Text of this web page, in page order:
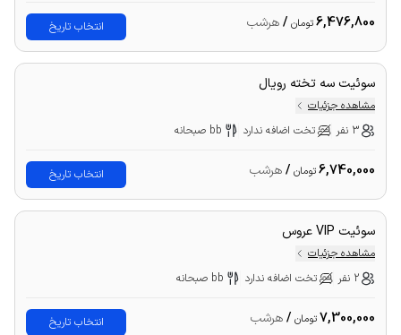
6,476,800تومان /هرشب انتخاب تاریخ
سوئیت سه تخته رویال
مشاهده جزئیات
3 نفر
تخت اضافه ندارد bb صبحانه
6,740,000تومان /هرشب انتخاب تاریخ
سوئیت VIP عروس
مشاهده جزئیات
2 نفر
تخت اضافه ندارد bb صبحانه
7,300,000تومان /هرشب انتخاب تاریخ